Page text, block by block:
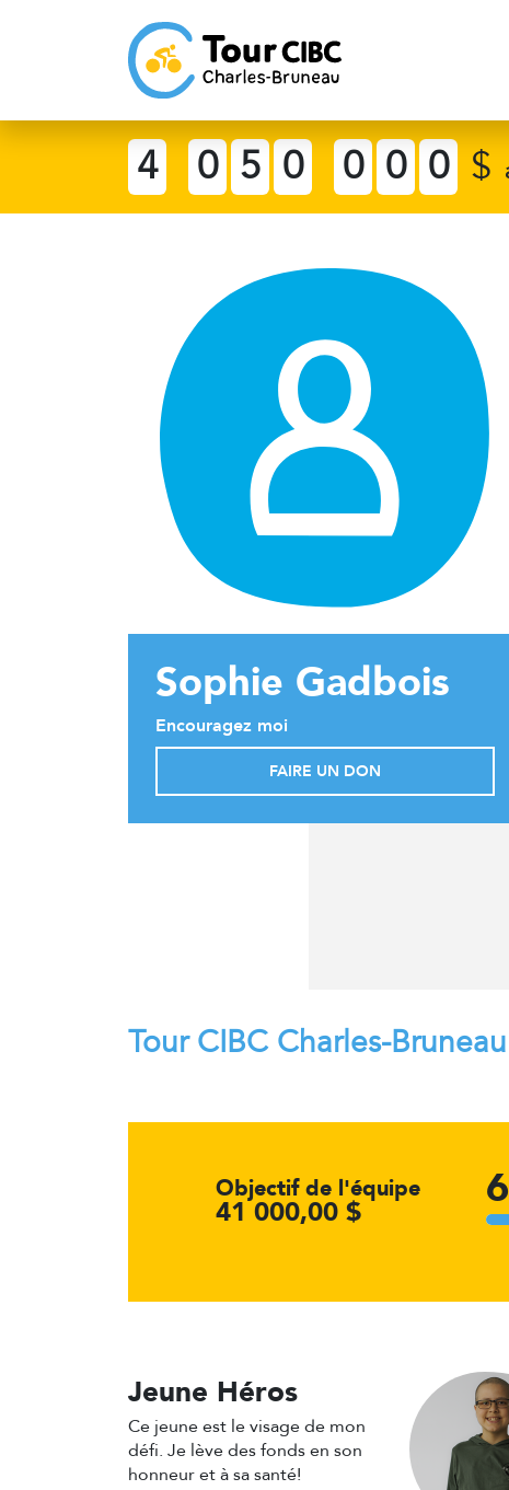
4 0 5 0 0 0 0 $
Sophie Gadbois
Encouragez moi
FAIRE UN DON
Tour CIBC Charles-
Objectif de l'équipe
41 000,00 $
Jeune Héros
Ce jeune est le visage de mon
défi. Je lève des fonds en son
honneur et à sa santé!